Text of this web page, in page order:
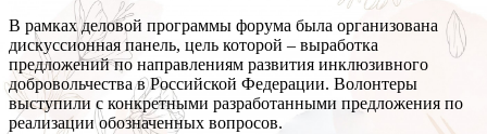
В рамках деловой программы форума была организована
дискуссионная панель, цель которой – выработка
предложений по направлениям развития инклюзивного
добровольчества в Российской Федерации. Волонтеры
выступили с конкретными разработанными предложения по
реализации обозначенных вопросов.